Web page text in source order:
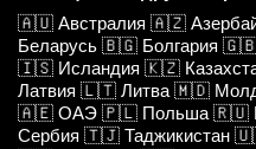
🇦🇺 Австралия 🇦🇿
Беларусь 🇧🇬 Болгария
🇮🇸 Исландия 🇰🇿
Латвия 🇱🇹 Литва 🇲🇩
🇦🇪 ОАЭ 🇵🇱 Польша 🇷🇺
Сербия 🇹🇯 Таджикистан